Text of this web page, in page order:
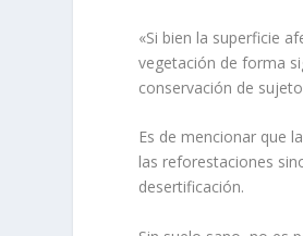
«Si bien la superficie
vegetación de forma
conservación de
Es de mencionar que
las reforestaciones
desertificación.